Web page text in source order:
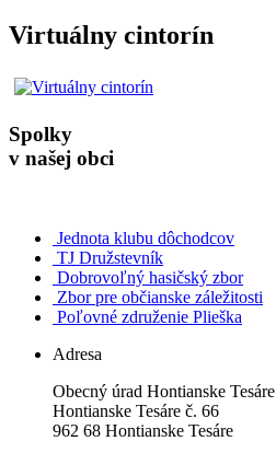
Virtuálny cintorín
Spolky
v našej obci
Jednota klubu dôchodcov
TJ Družstevník
Dobrovoľný hasičský zbor
Zbor pre občianske záležitosti
Poľovné združenie Plieška
Adresa
Obecný úrad Hontianske Tesáre
Hontianske Tesáre č. 66
962 68 Hontianske Tesáre